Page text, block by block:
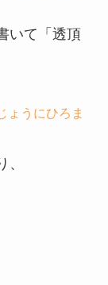
いて「透頂
うにひろま